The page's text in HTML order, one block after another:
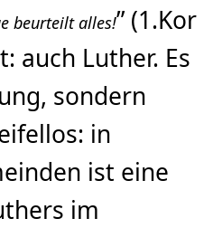
beurteilt alles!” (1.Kor
auch Luther. Es
sondern
in
ist eine
im